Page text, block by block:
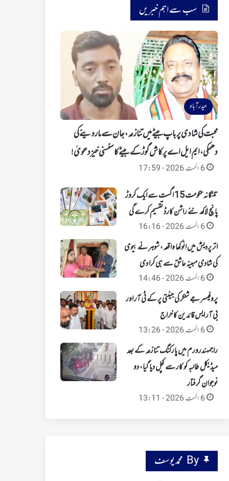
سب سے اہم خبریں
حیدرآباد
محبت کی شادی پر باپ بیٹے میں تنازعہ، جان سے ماردینے کی
دھمکی، ایم ایل اے پرکاش گوڑ کے بیٹے کا سنسنی خیز دعویٰ!
6 اگست 2026 - 17:59
تلنگانہ حکومت 15 اگست سے ایک کروڑ
پانچ لاکھ نئے راشن کارڈ تقسیم کرے گی
6 اگست 2026 - 16:16
اتر پردیش میں انوکھا واقعہ، شوہر نے بیوی
کی شادی مبینہ عاشق سے ہی کرا دی
6 اگست 2026 - 14:46
پروفیسر جے شنکر کی جینتی پر کے ٹی آر اور
بی آر ایس قائدین کا خراج
6 اگست 2026 - 13:26
راجمہندرورم میں پارکنگ تنازعہ کے بعد
میڈیکل طالبہ کو کار سے کچل دیا گیا، دو
نوجوان گرفتار
6 اگست 2026 - 13:11
By محمد یوسف